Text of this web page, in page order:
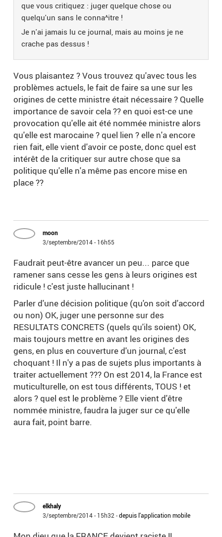
que vous critiquez : juger quelque chose ou
quelqu'un sans le conna^itre !
Je n'ai jamais lu ce journal, mais au moins je ne
crache pas dessus !
Vous plaisantez ? Vous trouvez qu'avec tous les
problèmes actuels, le fait de faire sa une sur les
origines de cette ministre était nécessaire ? Quelle
importance de savoir cela ?? en quoi est-ce une
provocation qu'elle ait été nommée ministre alors
qu'elle est marocaine ? quel lien ? elle n'a encore
rien fait, elle vient d'avoir ce poste, donc quel est
intérêt de la critiquer sur autre chose que sa
politique qu'elle n'a même pas encore mise en
place ??
moon
3/septembre/2014 - 16h55
Faudrait peut-être avancer un peu... parce que
ramener sans cesse les gens à leurs origines est
ridicule ! c'est juste hallucinant !
Parler d'une décision politique (qu'on soit d'accord
ou non) OK, juger une personne sur des
RESULTATS CONCRETS (quels qu'ils soient) OK,
mais toujours mettre en avant les origines des
gens, en plus en couverture d'un journal, c'est
choquant ! Il n'y a pas de sujets plus importants à
traiter actuellement ??? On est 2014, la France est
muticulturelle, on est tous différents, TOUS ! et
alors ? quel est le problème ? Elle vient d'être
nommée ministre, faudra la juger sur ce qu'elle
aura fait, point barre.
elkhaly
3/septembre/2014 - 15h32-depuis l'application mobile